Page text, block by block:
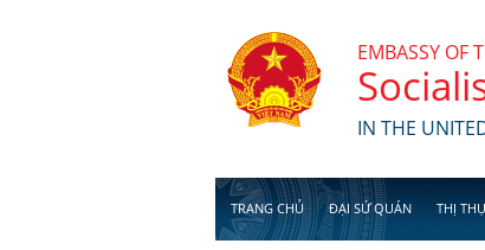
EMBASSY OF
IN THE
TRANG CHỦ ĐẠI SỨ QUÁN THỊ